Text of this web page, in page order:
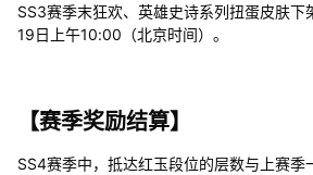
SS3赛季末狂欢、英雄史诗系列扭蛋皮肤
19日上午10:00（北京时间）。
【赛季奖励结算】
SS4赛季中，抵达红玉段位的层数与上赛